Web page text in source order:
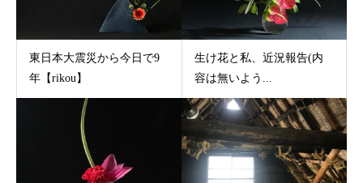
東日本大震災から今日で9
年【rikou】
生け花と私、近況報告(内
容は無いよう...